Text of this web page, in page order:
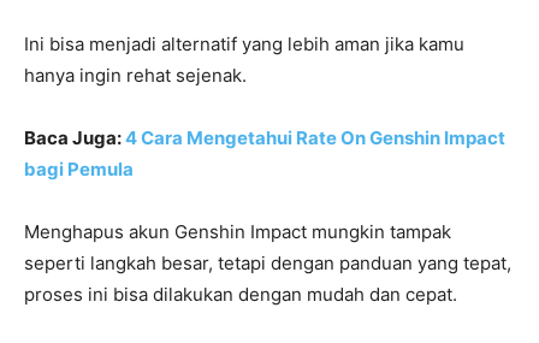
Ini bisa menjadi alternatif yang lebih aman jika kamu
hanya ingin rehat sejenak.
Baca Juga:4 Cara Mengetahui Rate On Genshin Impact
bagi Pemula
Menghapus akun Genshin Impact mungkin tampak
seperti langkah besar, tetapi dengan panduan yang tepat,
proses ini bisa dilakukan dengan mudah dan cepat.